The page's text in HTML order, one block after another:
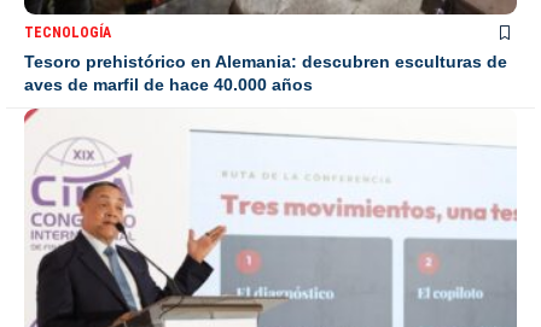
TECNOLOGÍA
Tesoro prehistórico en Alemania: descubren esculturas de
aves de marfil de hace 40.000 años